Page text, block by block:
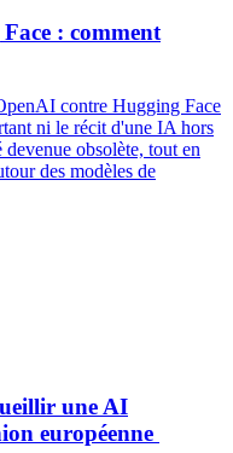
: comment
contre Hugging Face
ni le récit d'une IA hors
obsolète, tout en
des modèles de
une AI
européenne